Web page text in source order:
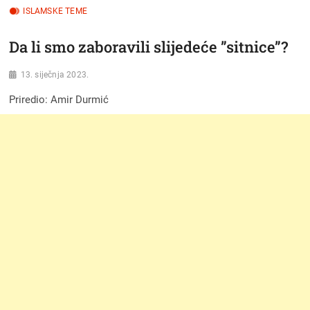
ISLAMSKE TEME
Da li smo zaboravili slijedeće ”sitnice”?
13. siječnja 2023.
Priredio: Amir Durmić